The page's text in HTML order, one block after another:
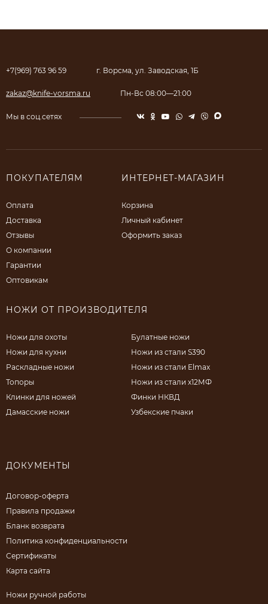
+7(969) 763 96 59 г. Ворсма, ул. Заводская, 1Б
zakaz@knife-vorsma.ru Пн-Вс 08:00—21:00
Мы в соц.сетях
ПОКУПАТЕЛЯМ
Оплата
Доставка
Отзывы
О компании
Гарантии
Оптовикам
ИНТЕРНЕТ-МАГАЗИН
Корзина
Личный кабинет
Оформить заказ
НОЖИ ОТ ПРОИЗВОДИТЕЛЯ
Ножи для охоты
Ножи для кухни
Раскладные ножи
Топоры
Клинки для ножей
Дамасские ножи
Булатные ножи
Ножи из стали S390
Ножи из стали Elmax
Ножи из стали х12МФ
Финки НКВД
Узбекские пчаки
ДОКУМЕНТЫ
Договор-оферта
Правила продажи
Бланк возврата
Политика конфиденциальности
Сертификаты
Карта сайта
Ножи ручной работы